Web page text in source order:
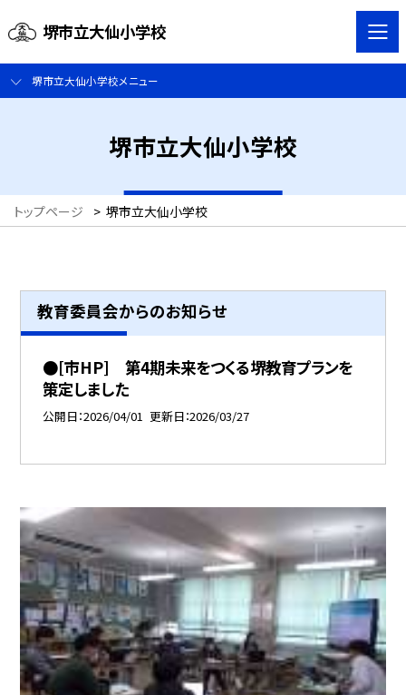
堺市立大仙小学校
堺市立大仙小学校メニュー
堺市立大仙小学校
トップページ > 堺市立大仙小学校
教育委員会からのお知らせ
●[市HP] 第4期未来をつくる堺教育プランを
策定しました
公開日 2026/04/01 更新日 2026/03/27